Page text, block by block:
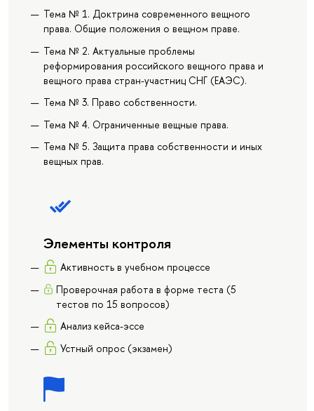
Тема № 1. Доктрина современного вещного
права. Общие положения о вещном праве.
Тема № 2. Актуальные проблемы
реформирования российского вещного права и
вещного права стран-участниц СНГ (ЕАЭС).
Тема № 3. Право собственности.
Тема № 4. Ограниченные вещные права.
Тема № 5. Защита права собственности и иных
вещных прав.
Элементы контроля
Активность в учебном процессе
Проверочная работа в форме теста (5
тестов по 15 вопросов)
Анализ кейса-эссе
Устный опрос (экзамен)